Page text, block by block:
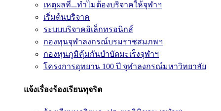
เหตุผลที่...ทำไมต้องบริจาคให้จุฬาฯ
เริ่มต้นบริจาค
ระบบบริจาคอิเล็กทรอนิกส์
กองทุนจุฬาลงกรณ์บรมราชสมภพฯ
กองทุนภูมิคุ้มกันบำบัดมะเร็งจุฬาฯ
โครงการอุทยาน 100 ปี จุฬาลงกรณ์มหาวิทยาลัย
แจ้งเรื่องร้องเรียนทุจริต